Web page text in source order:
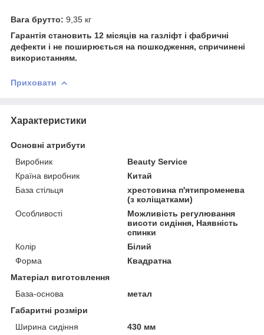
Вага брутто: 9,35 кг
Гарантія становить 12 місяців на газліфт і фабричні
дефекти і не поширюється на пошкодження, спричинені
використанням.
Приховати
Характеристики
Основні атрибути
Виробник
Beauty Service
Країна виробник
Китай
База стільця
хрестовина п'ятипроменева
(з коліщатками)
Особливості
Можливість регулювання
висоти сидіння, Наявність
спинки
Колір
Білий
Форма
Квадратна
Матеріал виготовлення
База-основа
метал
Габаритні розміри
Ширина сидіння
430 мм